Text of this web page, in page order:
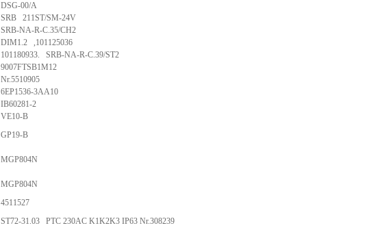
DSG-00/A
SRB 211ST/SM-24V
SRB-NA-R-C.35/CH2
DIM1.2 ,101125036
101180933. SRB-NA-R-C.39/ST2
9007FTSB1M12
Nr.5510905
6EP1536-3AA10
IB60281-2
VE10-B
GP19-B
MGP804N
MGP804N
4511527
ST72-31.03 PTC 230AC K1K2K3 IP63 Nr.308239